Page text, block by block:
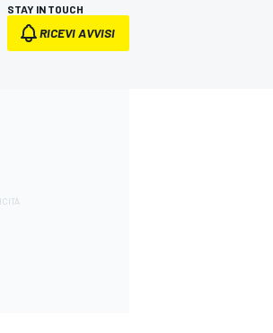
STAY IN TOUCH
RICEVI AVVISI